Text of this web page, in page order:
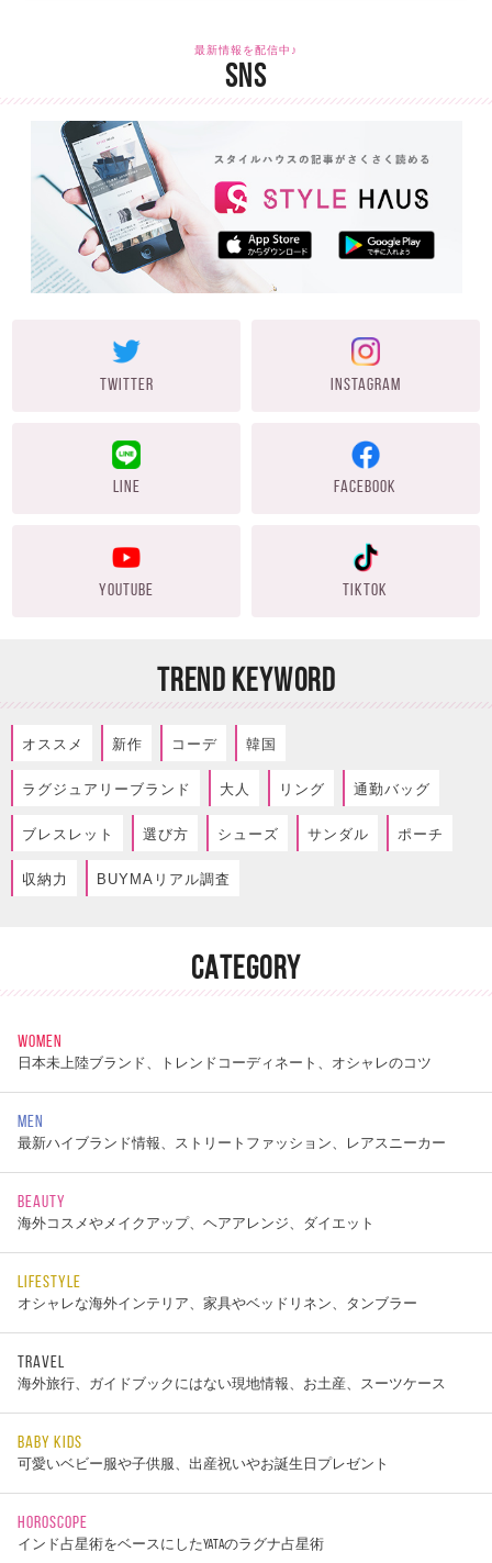
最新情報を配信中♪
SNS
TWITTER INSTAGRAM
LINE FACEBOOK
YOUTUBE TIKTOK
TREND KEYWORD
オススメ 新作 コーデ 韓国
ラグジュアリーブランド 大人 リング 通勤バッグ
ブレスレット 選び方 シューズ サンダル ポーチ
収納力 BUYMAリアル調査
CATEGORY
WOMEN
日本未上陸ブランド、トレンドコーディネート、オシャレのコツ
MEN
最新ハイブランド情報、ストリートファッション、レアスニーカー
BEAUTY
海外コスメやメイクアップ、ヘアアレンジ、ダイエット
LIFESTYLE
オシャレな海外インテリア、家具やベッドリネン、タンブラー
TRAVEL
海外旅行、ガイドブックにはない現地情報、お土産、スーツケース
BABY KIDS
可愛いベビー服や子供服、出産祝いやお誕生日プレゼント
HOROSCOPE
インド占星術をベースにしたYATAのラグナ占星術